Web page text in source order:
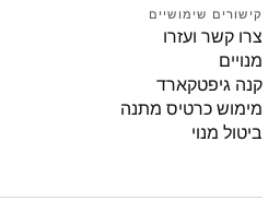
קישורים שימושיים
צרו קשר ועזרו
מנויים
קנה גיפטקארד
מימוש כרטיס מתנה
ביטול מנוי